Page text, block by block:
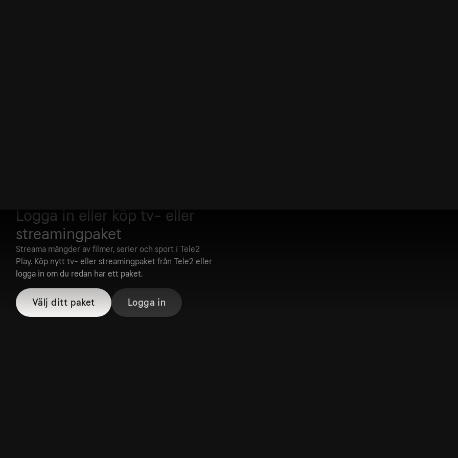
Logga in eller köp tv- eller
streamingpaket
Streama mängder av filmer, serier och sport i Tele2
Play. Köp nytt tv- eller streamingpaket från Tele2 eller
logga in om du redan har ett paket.
Välj ditt paket Logga in